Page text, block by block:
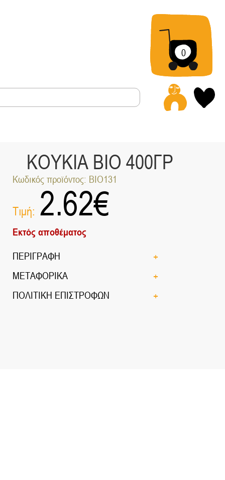
0
ΚΟΥΚΙΑ ΒΙΟ 400ΓΡ
Κωδικός προϊόντος: ΒΙΟ131
Τιμή: 2.62€
Εκτός αποθέματος
ΠΕΡΙΓΡΑΦΗ
ΜΕΤΑΦΟΡΙΚΑ
ΠΟΛΙΤΙΚΗ ΕΠΙΣΤΡΟΦΩΝ